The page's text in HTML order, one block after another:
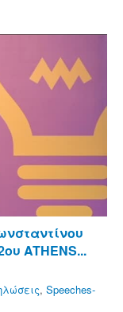
ATHENS...
, Speeches-